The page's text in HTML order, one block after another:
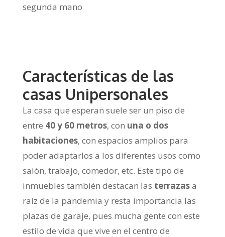
segunda mano
Características de las
casas Unipersonales
La casa que esperan suele ser un piso de
entre 40 y 60 metros, con una o dos
habitaciones, con espacios amplios para
poder adaptarlos a los diferentes usos como
salón, trabajo, comedor, etc. Este tipo de
inmuebles también destacan las terrazasa
raíz de la pandemia y resta importancia las
plazas de garaje, pues mucha gente con este
estilo de vida que vive en el centro de